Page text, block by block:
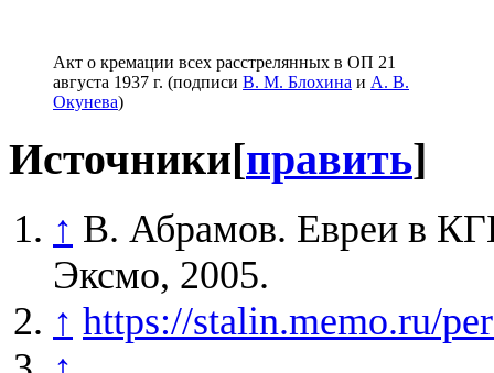
Акт о кремации всех расстрелянных в ОП 21
августа 1937 г. (подписи В. М. Блохина и А. В.
Окунева)
Источники[править]
↑ В. Абрамов. Евреи в
Эксмо, 2005.
↑ https://stalin.memo.ru/